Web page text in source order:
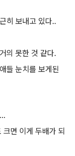
히 보내고 있다..
의 못한 것 같다.
들 눈치를 보게된
면 이게 두배가 되